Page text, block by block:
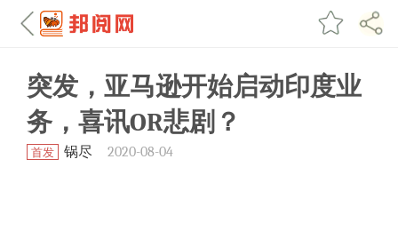
突发，亚马逊开始启动印度业
务，喜讯OR悲剧？
首发 锅尽 2020-08-04